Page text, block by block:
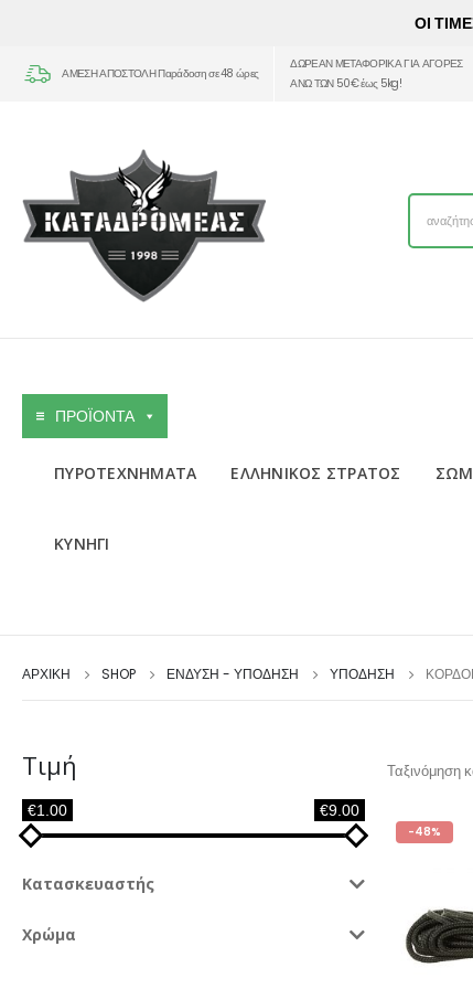
ΟΙ
ΑΜΕΣΗ ΑΠΟΣΤΟΛΗ Παράδοση σε 48 ώρες
ΔΩΡΕΑΝ ΜΕΤΑΦΟΡΙΚΑ ΓΙΑ ΑΓΟΡΕΣ
ΑΝΩ ΤΩΝ 50€ έως 5kg!
ΠΡΟΪΟΝΤΑ
ΠΥΡΟΤΕΧΝΗΜΑΤΑ ΕΛΛΗΝΙΚΟΣ ΣΤΡΑΤΟΣ
ΚΥΝΗΓΙ
ΑΡΧΙΚΉ SHOP ΕΝΔΥΣΗ - ΥΠΟΔΗΣΗ ΥΠΟΔΗΣΗ
Ταξινόμηση
-48%
Τιμή
€1.00 €9.00
Κατασκευαστής
Χρώμα